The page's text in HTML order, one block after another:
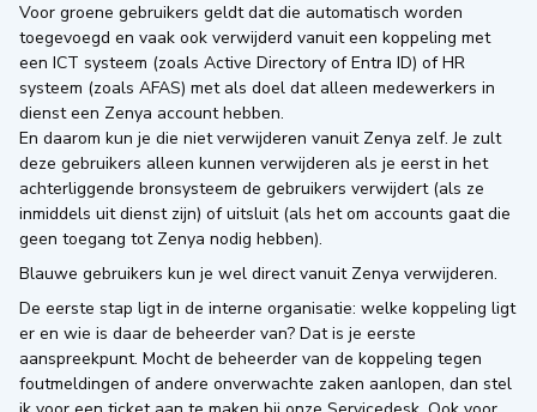
Voor groene gebruikers geldt dat die automatisch worden
toegevoegd en vaak ook verwijderd vanuit een koppeling met
een ICT systeem (zoals Active Directory of Entra ID) of HR
systeem (zoals AFAS) met als doel dat alleen medewerkers in
dienst een Zenya account hebben.
En daarom kun je die niet verwijderen vanuit Zenya zelf. Je zult
deze gebruikers alleen kunnen verwijderen als je eerst in het
achterliggende bronsysteem de gebruikers verwijdert (als ze
inmiddels uit dienst zijn) of uitsluit (als het om accounts gaat die
geen toegang tot Zenya nodig hebben).
Blauwe gebruikers kun je wel direct vanuit Zenya verwijderen.
De eerste stap ligt in de interne organisatie: welke koppeling ligt
er en wie is daar de beheerder van? Dat is je eerste
aanspreekpunt. Mocht de beheerder van de koppeling tegen
foutmeldingen of andere onverwachte zaken aanlopen, dan stel